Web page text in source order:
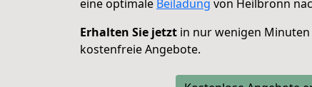
eine optimale Beiladung von Heilbronn
Erhalten Sie jetzt in nur wenigen
kostenfreie Angebote.